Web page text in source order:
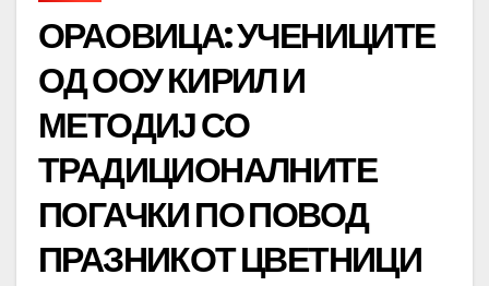
ОРАОВИЦА: УЧЕНИЦИТЕ
ОД ООУ КИРИЛ И
МЕТОДИЈ СО
ТРАДИЦИОНАЛНИТЕ
ПОГАЧКИ ПО ПОВОД
ПРАЗНИКОТ ЦВЕТНИЦИ